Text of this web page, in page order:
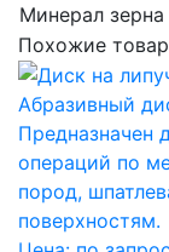
Минерал зерна
Похожие
Абразивный
Предназначен
операций по
пород,
поверхностям.